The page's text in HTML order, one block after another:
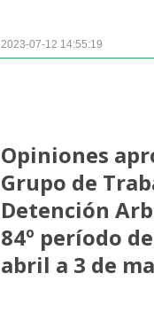
2023-07-12 14:55:19
Opiniones
Grupo de
Detención
84º período
abril a 3 de